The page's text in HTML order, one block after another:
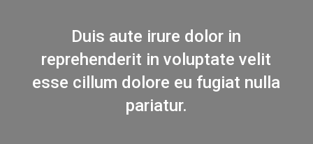
Duis aute irure dolor in
reprehenderit in voluptate velit
esse cillum dolore eu fugiat nulla
pariatur.